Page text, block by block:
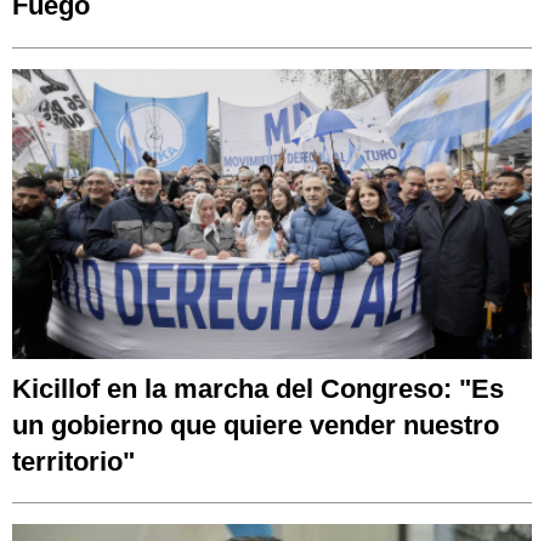
Kicillof en la marcha del Congreso: "Es
un gobierno que quiere vender nuestro
territorio"